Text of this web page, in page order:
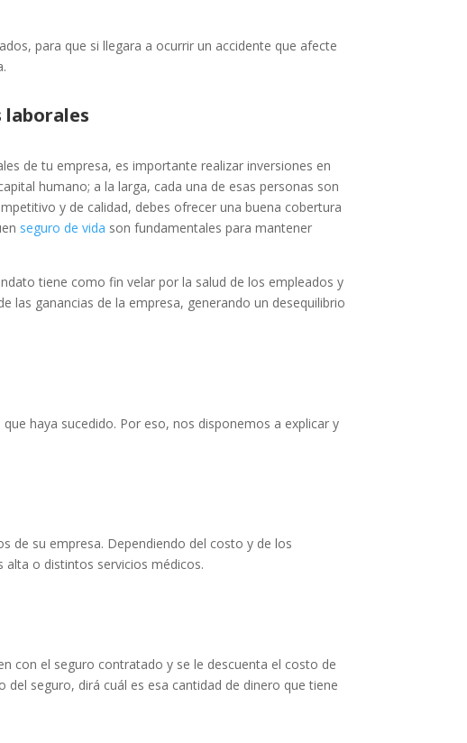
para que si llegara a ocurrir un accidente que afecte
de tu empresa, es importante realizar inversiones en
humano; a la larga, cada una de esas personas son
y de calidad, debes ofrecer una buena cobertura
seguro de vida son fundamentales para mantener
tiene como fin velar por la salud de los empleados y
las ganancias de la empresa, generando un desequilibrio
haya sucedido. Por eso, nos disponemos a explicar y
de su empresa. Dependiendo del costo y de los
o distintos servicios médicos.
con el seguro contratado y se le descuenta el costo de
seguro, dirá cuál es esa cantidad de dinero que tiene